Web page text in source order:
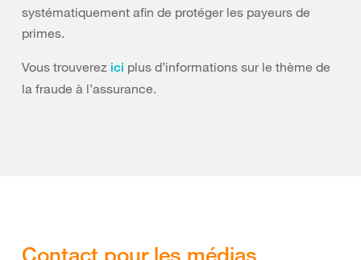
systématiquement afin de protéger les payeurs de
primes.
Vous trouverez ici plus d’informations sur le thème de
la fraude à l’assurance.
Contact pour les médias